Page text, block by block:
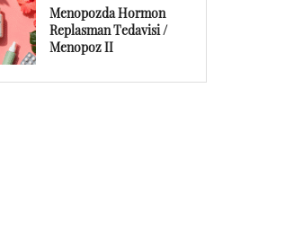
Menopozda Hormon
Replasman Tedavisi /
Menopoz II